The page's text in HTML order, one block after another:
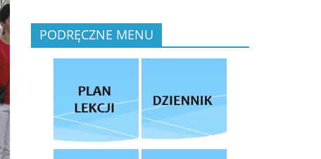
PODRĘCZNE MENU